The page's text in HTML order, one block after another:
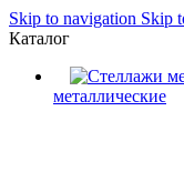
Skip to navigation Skip
Каталог
металлические